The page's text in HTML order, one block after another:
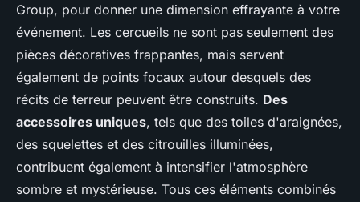
Group, pour donner une dimension effrayante à votre
événement. Les cercueils ne sont pas seulement des
pièces décoratives frappantes, mais servent
également de points focaux autour desquels des
récits de terreur peuvent être construits. Des
accessoires uniques, tels que des toiles d'araignées,
des squelettes et des citrouilles illuminées,
contribuent également à intensifier l'atmosphère
sombre et mystérieuse. Tous ces éléments combinés